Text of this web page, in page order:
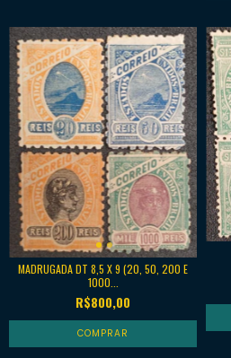
MADRUGADA DT 8,5 X 9 (20, 50, 200 E
1000...
R$800,00